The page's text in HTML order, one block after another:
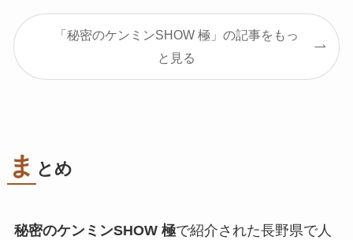
「秘密のケンミンSHOW 極」の記事をもっ
と見る
ま とめ
秘密のケンミンSHOW 極で紹介された長野県で人